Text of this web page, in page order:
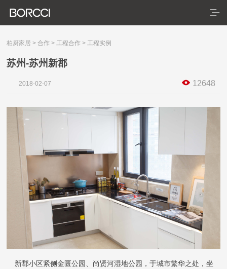
典藏系列
臻享系列
悦居系列
配套产品
家装美图
服务
合作
关于
关于我们
发展历程
荣誉资质
生产基地
社会责任
新闻资讯
柏厨家居 >合作 >工程合作 >工程实例
苏州-苏州新郡
2018-02-07 12648
新郡小区紧侧金匮公园、尚贤河湿地公园，于城市繁华之处，坐